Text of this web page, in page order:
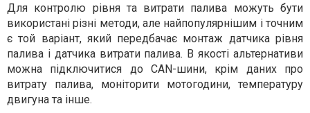
Для контролю рівня та витрати палива можуть бути
використані різні методи, але найпопулярнішим і точним
є той варіант, який передбачає монтаж датчика рівня
палива і датчика витрати палива. В якості альтернативи
можна підключитися до CAN-шини, крім даних про
витрату палива, моніторити мотогодини, температуру
двигуна та інше.